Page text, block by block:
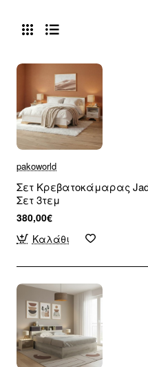
pakoworld
Σετ Κρεβατοκάμαρας
Σετ 3τεμ
380,00€
Καλάθι